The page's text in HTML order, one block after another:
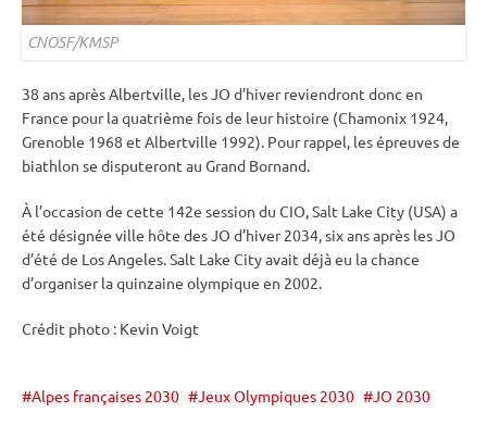
CNOSF/KMSP
38 ans après Albertville, les JO d’hiver reviendront donc en
France pour la quatrième fois de leur histoire (Chamonix 1924,
Grenoble 1968 et Albertville 1992). Pour rappel, les épreuves de
biathlon se disputeront au Grand Bornand.
À l’occasion de cette 142e session du CIO, Salt Lake City (USA) a
été désignée ville hôte des JO d’hiver 2034, six ans après les JO
d’été de Los Angeles. Salt Lake City avait déjà eu la chance
d’organiser la quinzaine olympique en 2002.
Crédit photo : Kevin Voigt
Alpes françaises 2030 Jeux Olympiques 2030 JO 2030